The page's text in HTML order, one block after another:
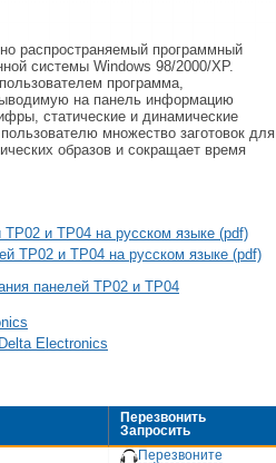
распространяемый программный
системы Windows 98/2000/XP.
программа,
на панель информацию
статические и динамические
множество заготовок для
образов и сокращает время
ТР02 и ТР04 на русском языке (pdf)
ТР02 и ТР04 на русском языке (pdf)
панелей ТР02 и ТР04
Electronics
Перезвонить
Запросить
Перезвоните